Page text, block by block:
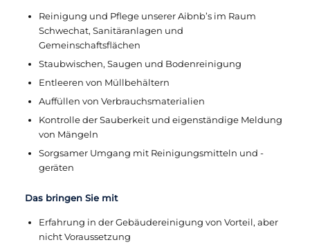
Reinigung und Pflege unserer Aibnb’s im Raum
Schwechat, Sanitäranlagen und
Gemeinschaftsflächen
Staubwischen, Saugen und Bodenreinigung
Entleeren von Müllbehältern
Auffüllen von Verbrauchsmaterialien
Kontrolle der Sauberkeit und eigenständige Meldung
von Mängeln
Sorgsamer Umgang mit Reinigungsmitteln und -
geräten
Das bringen Sie mit
Erfahrung in der Gebäudereinigung von Vorteil, aber
nicht Voraussetzung